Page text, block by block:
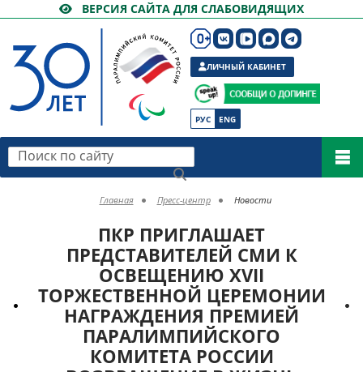
ВЕРСИЯ САЙТА ДЛЯ СЛАБОВИДЯЩИХ
РУС ENG
ЛИЧНЫЙ КАБИНЕТ
Поиск по сайту
Главная Пресс-центр Новости
ПКР ПРИГЛАШАЕТ
ПРЕДСТАВИТЕЛЕЙ СМИ К
ОСВЕЩЕНИЮ XVII
ТОРЖЕСТВЕННОЙ ЦЕРЕМОНИИ
НАГРАЖДЕНИЯ ПРЕМИЕЙ
ПАРАЛИМПИЙСКОГО
КОМИТЕТА РОССИИ